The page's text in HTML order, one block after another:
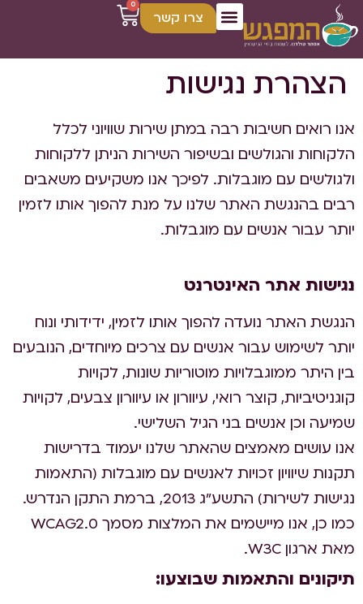
צרו קשר
0
הצהרת נגישות
אנו רואים חשיבות רבה במתן שירות שוויוני לכלל
הלקוחות והגולשים ובשיפור השירות הניתן ללקוחות
ולגולשים עם מוגבלות. לפיכך אנו משקיעים משאבים
רבים בהנגשת האתר שלנו על מנת להפוך אותו לזמין
יותר עבור אנשים עם מוגבלות.
נגישות אתר האינטרנט
הנגשת האתר נועדה להפוך אותו לזמין, ידידותי ונוח
יותר לשימוש עבור אנשים עם צרכים מיוחדים, הנובעים
בין היתר ממוגבלויות מוטוריות שונות, לקויות
קוגניטיביות, קוצר רואי, עיוורון או עיוורון צבעים, לקויות
שמיעה וכן אנשים בני הגיל השלישי.
אנו עושים מאמצים שהאתר שלנו יעמוד בדרישות
תקנות שיוויון זכויות לאנשים עם מוגבלות (התאמות
נגישות לשירות) התשע”ג 2013, ברמת התקן הנדרש.
כמו כן, אנו מיישמים את המלצות מסמך WCAG2.0
מאת ארגון W3C.
תיקונים והתאמות שבוצעו: